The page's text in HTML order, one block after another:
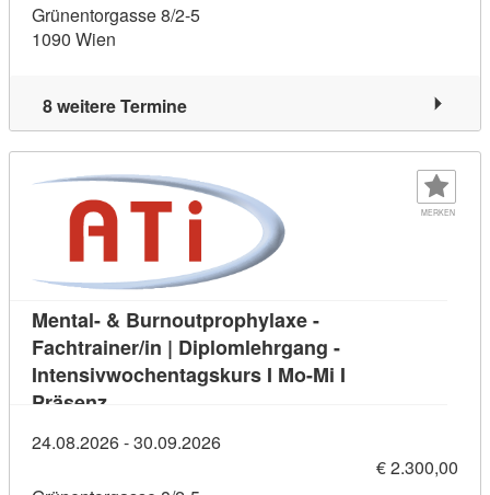
Grünentorgasse 8/2-5
1090 Wien
8 weitere Termine
MERKEN
Mental- & Burnoutprophylaxe -
Fachtrainer/in | Diplomlehrgang -
Intensivwochentagskurs I Mo-Mi I
PräsenzKursdetail: Mental- & Burnoutprophylaxe -
24.08.2026 - 30.09.2026
€ 2.300,00